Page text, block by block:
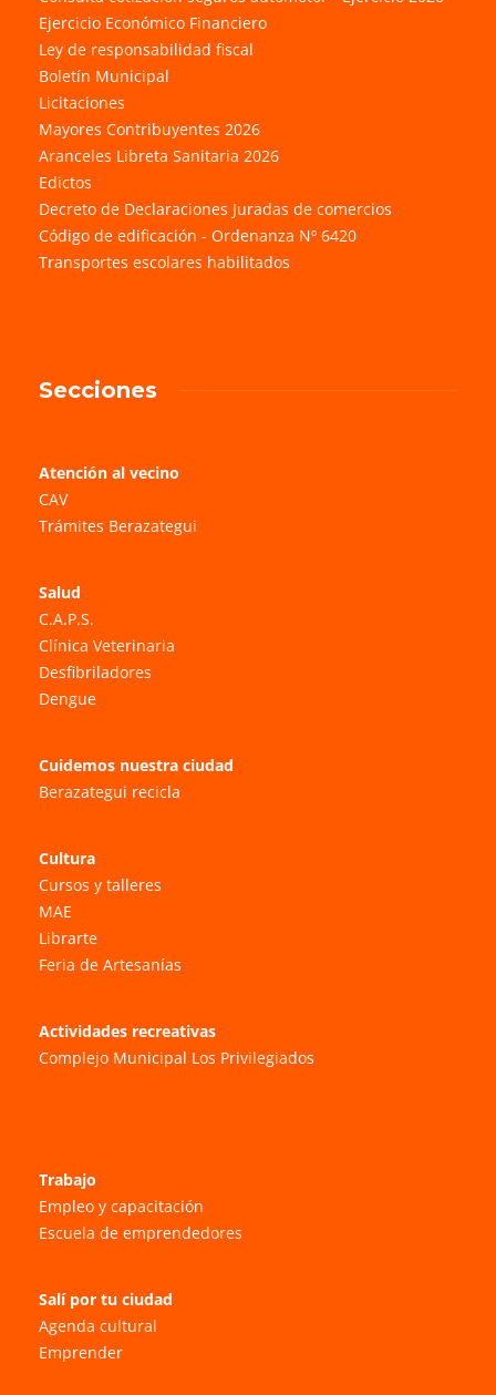
Ejercicio Económico Financiero
Ley de responsabilidad fiscal
Boletín Municipal
Licitaciones
Mayores Contribuyentes 2026
Aranceles Libreta Sanitaria 2026
Edictos
Decreto de Declaraciones Juradas de comercios
Código de edificación - Ordenanza Nº 6420
Transportes escolares habilitados
Secciones
Atención al vecino
CAV
Trámites Berazategui
Salud
C.A.P.S.
Clínica Veterinaria
Desfibriladores
Dengue
Cuidemos nuestra ciudad
Berazategui recicla
Cultura
Cursos y talleres
MAE
Librarte
Feria de Artesanías
Actividades recreativas
Complejo Municipal Los Privilegiados
Trabajo
Empleo y capacitación
Escuela de emprendedores
Salí por tu ciudad
Agenda cultural
Emprender